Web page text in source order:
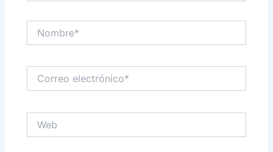
electrónico*